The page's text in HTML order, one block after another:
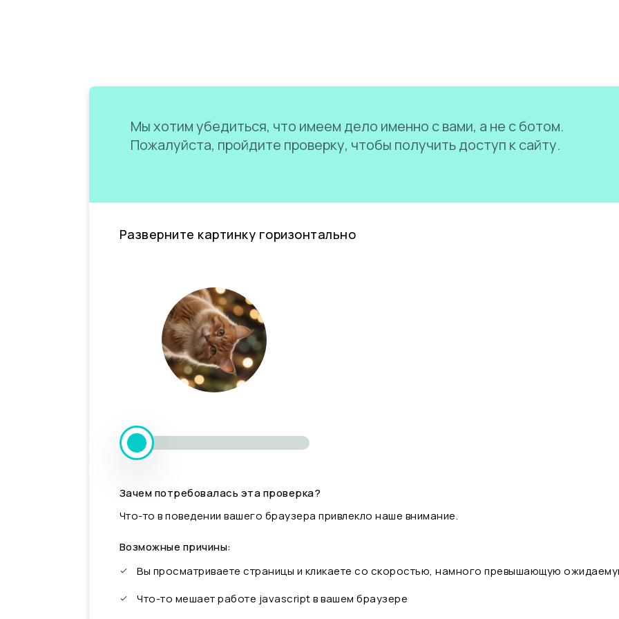
Мы хотим убедиться, что имеем дело именно с вами, а не с ботом.
Пожалуйста, пройдите проверку, чтобы получить доступ к сайту.
Разверните картинку горизонтально
Зачем потребовалась эта проверка?
Что-то в поведении вашего браузера привлекло наше внимание.
Возможные причины:
Вы просматриваете страницы и кликаете со скоростью, намного превышающую
Что-то мешает работе javascript в вашем браузере